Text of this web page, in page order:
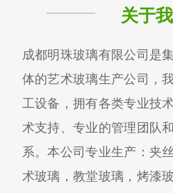
关于
成都明珠玻璃有限公司是
体的艺术玻璃生产公司，
工设备，拥有各类专业技
术支持、专业的管理团队
系。本公司专业生产：夹
术玻璃，教堂玻璃，烤漆